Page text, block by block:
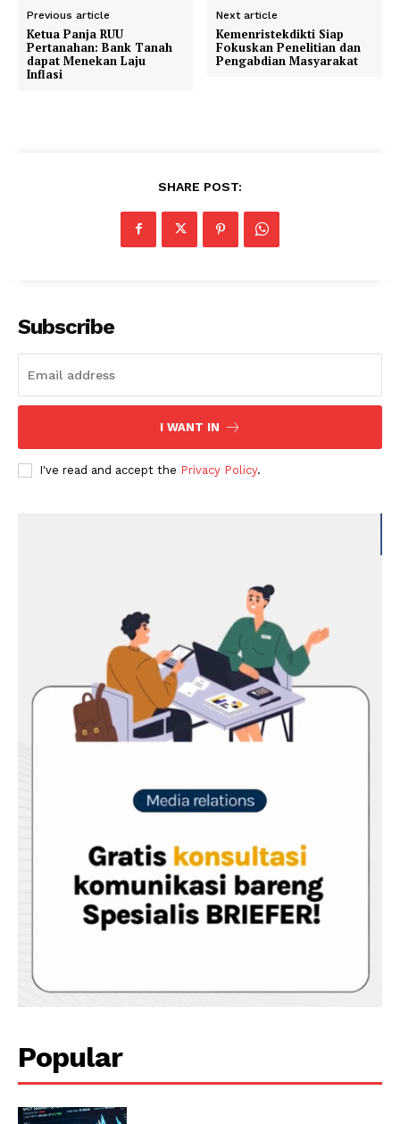
Previous article
Ketua Panja RUU
Pertanahan: Bank Tanah
dapat Menekan Laju
Inflasi
Next article
Kemenristekdikti Siap
Fokuskan Penelitian dan
Pengabdian Masyarakat
SHARE POST:
Subscribe
I WANT IN
I've read and accept the Privacy Policy.
Popular